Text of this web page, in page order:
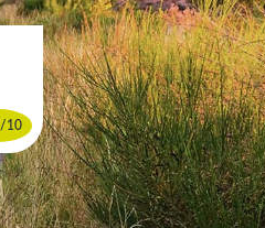
/10